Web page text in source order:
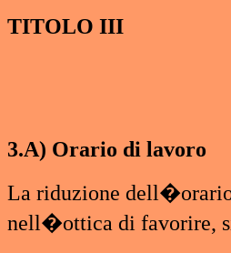
TITOLO III
3.A) Orario di lavoro
La riduzione
nell�ottica di favorire,